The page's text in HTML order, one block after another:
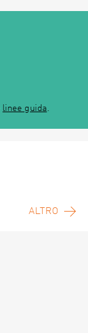
linee guida.
ALTRO